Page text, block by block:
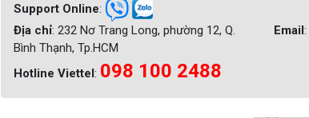
Support Online:
Địa chỉ: 232 Nơ Trang Long, phường 12, Q.
Bình Thạnh, Tp.HCM
Hotline Viettel: 098 100 2488
Email: